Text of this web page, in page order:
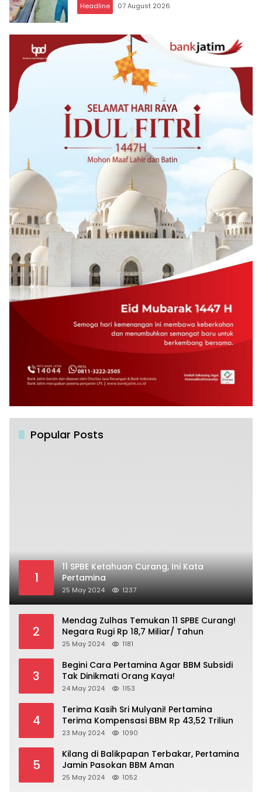
Headline 07 August 2026
Popular Posts
1
11 SPBE Ketahuan Curang, Ini Kata
Pertamina
25 May 2024 1237
2
Mendag Zulhas Temukan 11 SPBE Curang!
Negara Rugi Rp 18,7 Miliar/ Tahun
25 May 2024 1181
3
Begini Cara Pertamina Agar BBM Subsidi
Tak Dinikmati Orang Kaya!
24 May 2024 1153
4
Terima Kasih Sri Mulyani! Pertamina
Terima Kompensasi BBM Rp 43,52 Triliun
23 May 2024 1090
5
Kilang di Balikpapan Terbakar, Pertamina
Jamin Pasokan BBM Aman
25 May 2024 1052